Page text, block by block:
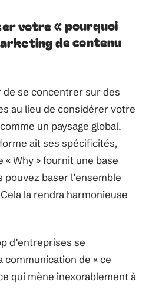
votre « pourquoi
de contenu
de se concentrer sur des
au lieu de considérer votre
un paysage global.
ait ses spécificités,
Why » fournit une base
baser l’ensemble
la rendra harmonieuse
d’entreprises se
de « ce
qui mène inexorablement à